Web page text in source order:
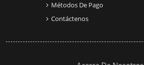
Métodos De Pago
Contáctenos